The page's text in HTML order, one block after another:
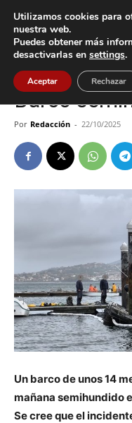
Inicio Baiona
Baiona Sucesos
Barco
Por Redacción - 22/10/2025
Un barco de unos 14
mañana semihundido
Se cree que el
Utilizamos cookies para
nuestra web.
Puedes obtener más
desactivarlas en settings.
Aceptar Rechazar